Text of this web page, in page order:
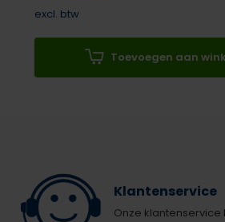
excl. btw
Toevoegen aan
Klantenservice
Onze